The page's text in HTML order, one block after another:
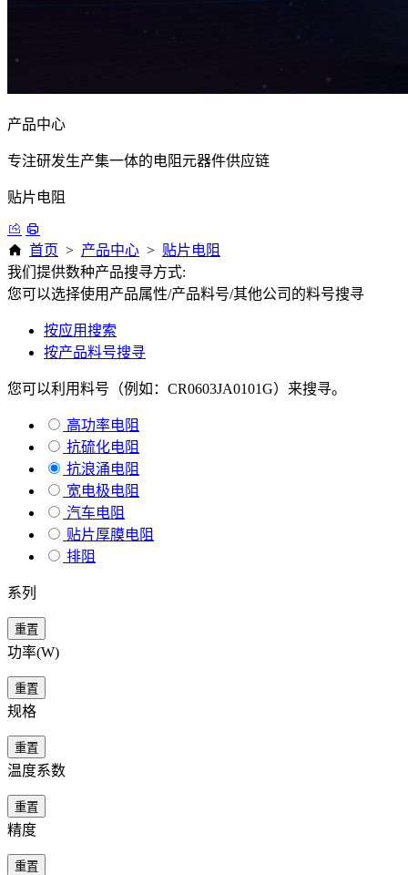
产品中心
专注研发生产集一体的电阻元器件供应链
贴片电阻
首页 > 产品中心 > 贴片电阻
我们提供数种产品搜寻方式:
您可以选择使用产品属性/产品料号/其他公司的料号搜寻
按应用搜索
按产品料号搜寻
您可以利用料号（例如：CR0603JA0101G）来搜寻。
高功率电阻
抗硫化电阻
抗浪涌电阻
宽电极电阻
汽车电阻
贴片厚膜电阻
排阻
系列
重置
功率(W)
重置
规格
重置
温度系数
重置
精度
重置